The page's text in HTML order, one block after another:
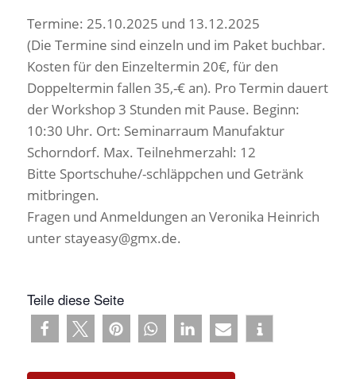
Termine: 25.10.2025 und 13.12.2025
(Die Termine sind einzeln und im Paket buchbar.
Kosten für den Einzeltermin 20€, für den
Doppeltermin fallen 35,-€ an). Pro Termin dauert
der Workshop 3 Stunden mit Pause. Beginn:
10:30 Uhr. Ort: Seminarraum Manufaktur
Schorndorf. Max. Teilnehmerzahl: 12
Bitte Sportschuhe/-schläppchen und Getränk
mitbringen.
Fragen und Anmeldungen an Veronika Heinrich
unter stayeasy@gmx.de.
Teile diese Seite